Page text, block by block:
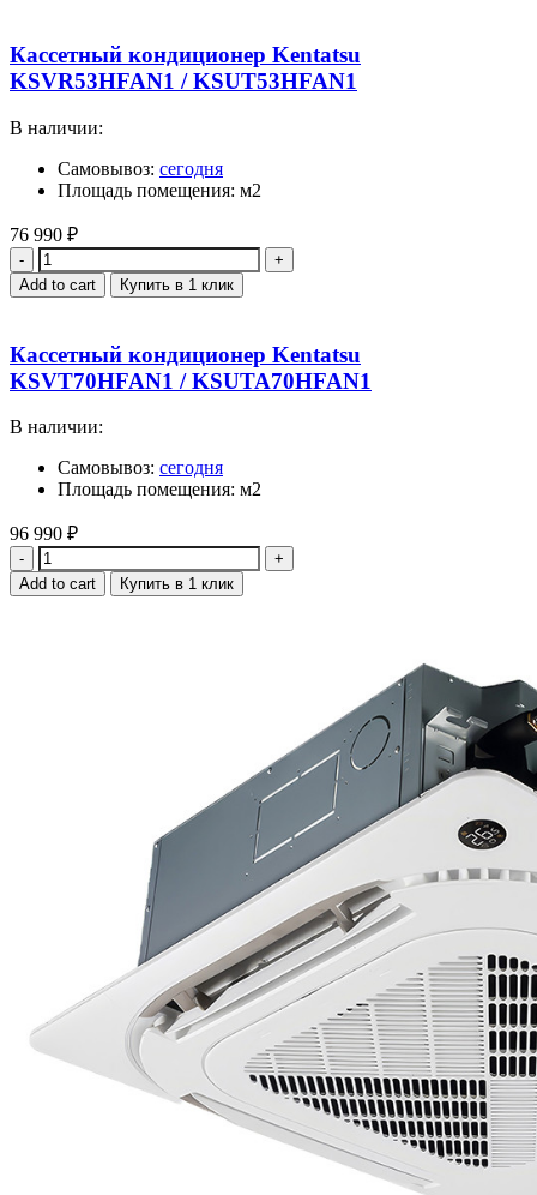
Кассетный кондиционер Kentatsu
KSVR53HFAN1 / KSUT53HFAN1
В наличии:
Самовывоз: сегодня
Площадь помещения: м2
76 990 ₽
Quantity
Add to cart Купить в 1 клик
Кассетный кондиционер Kentatsu
KSVT70HFAN1 / KSUTA70HFAN1
В наличии:
Самовывоз: сегодня
Площадь помещения: м2
96 990 ₽
Quantity
Add to cart Купить в 1 клик